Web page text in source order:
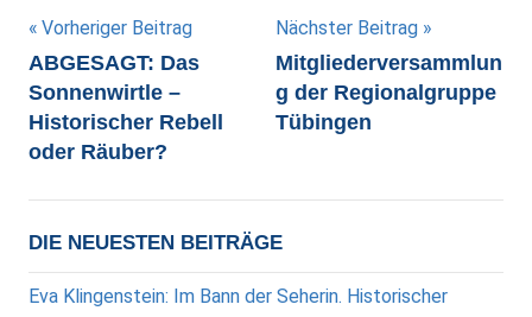
Beitragsnavigation
Vorheriger Beitrag
ABGESAGT: Das
Sonnenwirtle –
Historischer Rebell
oder Räuber?
Nächster Beitrag
Mitgliederversammlun
g der Regionalgruppe
Tübingen
DIE NEUESTEN BEITRÄGE
Eva Klingenstein: Im Bann der Seherin. Historischer